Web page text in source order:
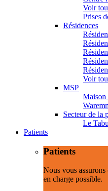
Voir
Prises
Résidences
Voir
MSP
Maison
Secteur de la
Le
Patients
Patients
Nous vous
en charge possible.